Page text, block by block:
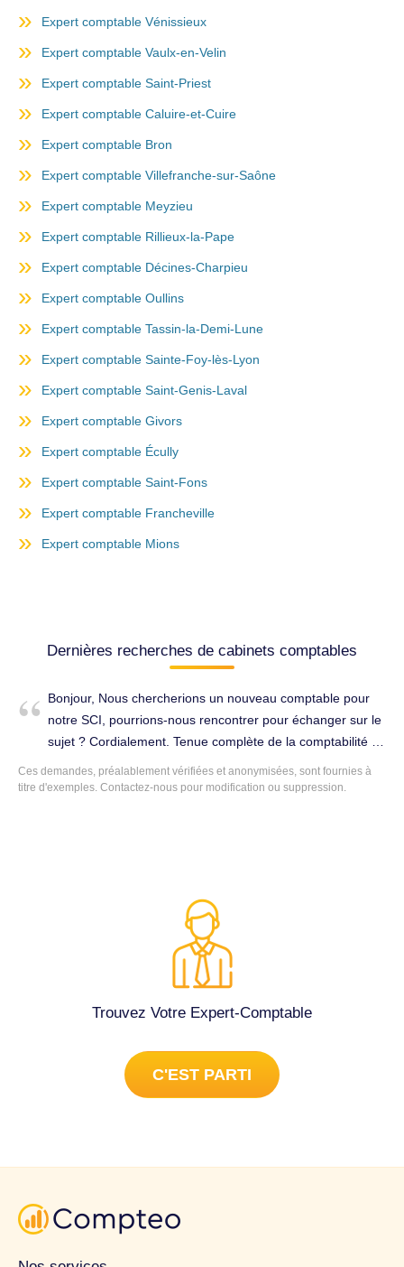
Expert comptable Vénissieux
Expert comptable Vaulx-en-Velin
Expert comptable Saint-Priest
Expert comptable Caluire-et-Cuire
Expert comptable Bron
Expert comptable Villefranche-sur-Saône
Expert comptable Meyzieu
Expert comptable Rillieux-la-Pape
Expert comptable Décines-Charpieu
Expert comptable Oullins
Expert comptable Tassin-la-Demi-Lune
Expert comptable Sainte-Foy-lès-Lyon
Expert comptable Saint-Genis-Laval
Expert comptable Givors
Expert comptable Écully
Expert comptable Saint-Fons
Expert comptable Francheville
Expert comptable Mions
Dernières recherches de cabinets comptables
Bonjour, Nous chercherions un nouveau comptable pour
notre SCI, pourrions-nous rencontrer pour échanger sur le
sujet ? Cordialement. Tenue complète de la comptabilité à
Neuville-sur-Saône (69250). Cabinet d'expertise comptable
à changer.
Ces demandes, préalablement vérifiées et anonymisées, sont fournies à
titre d'exemples. Contactez-nous pour modification ou suppression.
Trouvez Votre Expert-Comptable
C'EST PARTI